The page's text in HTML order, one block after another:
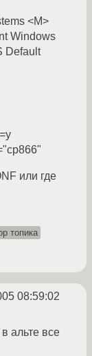
<M>
Windows
Default
или где
топика
08:59:02
альте все